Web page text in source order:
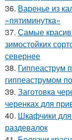
36. Варенье из
«пятиминутка»
37. Самые
зимостойких
севернее
38. Гиппеаструм
гиппеаструмом
39. Заготовка
черенках для
40. Шкафчики
раздевалок